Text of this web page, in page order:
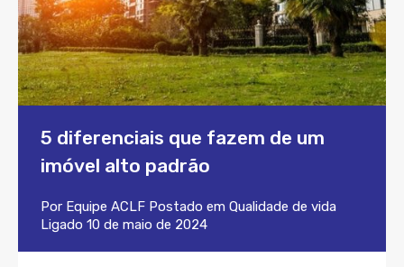
5 diferenciais que fazem de um
imóvel alto padrão
Por Equipe ACLF Postado em Qualidade de vida
Ligado 10 de maio de 2024